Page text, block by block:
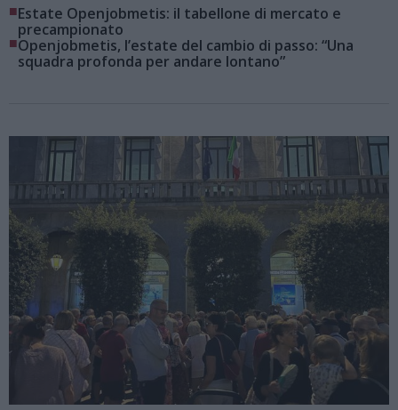
■Estate Openjobmetis: il tabellone di mercato e
precampionato
■Openjobmetis, l’estate del cambio di passo: “Una
squadra profonda per andare lontano”